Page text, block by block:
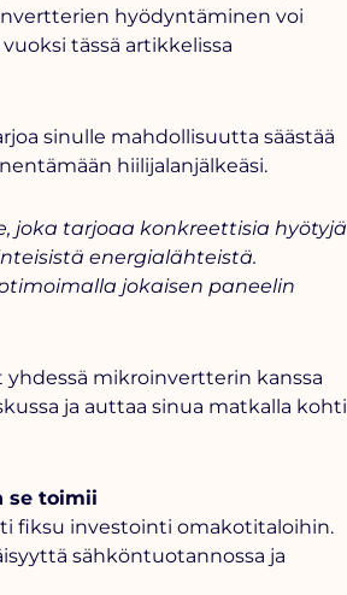
hyödyntäminen voi
tässä artikkelissa
sinulle mahdollisuutta säästää
hiilijalanjälkeäsi.
joka tarjoaa konkreettisia hyötyjä
energialähteistä.
jokaisen paneelin
mikroinvertterin kanssa
ja auttaa sinua matkalla kohti
se toimii
fiksu investointi omakotitaloihin.
sähköntuotannossa ja